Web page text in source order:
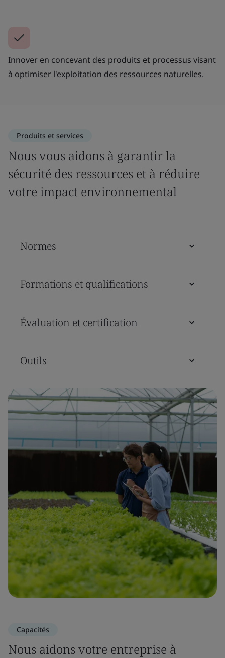
Innover en concevant des produits et processus visant
à optimiser l'exploitation des ressources naturelles.
Produits et services
Nous vous aidons à garantir la
sécurité des ressources et à réduire
votre impact environnemental
Normes
Formations et qualifications
Évaluation et certification
Outils
Capacités
Nous aidons votre entreprise à